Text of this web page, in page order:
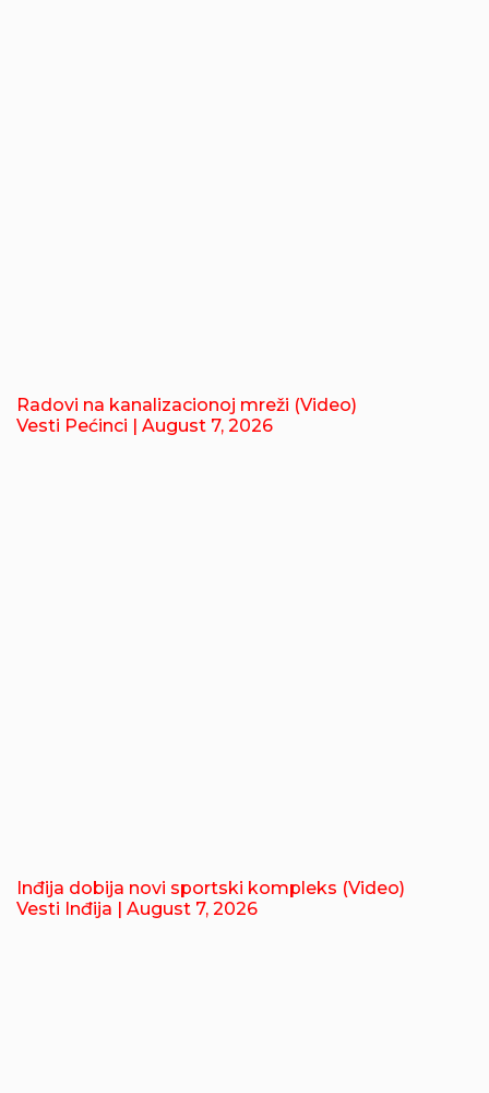
Radovi na kanalizacionoj mreži (Video)
Vesti Pećinci | August 7, 2026
Inđija dobija novi sportski kompleks (Video)
Vesti Inđija | August 7, 2026